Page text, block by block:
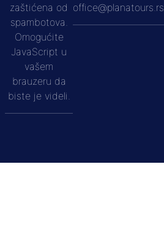
zaštićena od
spambotova.
Omogućite
JavaScript u
vašem
brauzeru da
biste je videli.
office@planatours.rs